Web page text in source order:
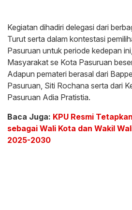
Kegiatan dihadiri delegasi dari
Turut serta dalam kontestasi
Pasuruan untuk periode kedepan
Masyarakat se Kota Pasuruan
Adapun pemateri berasal dari
Pasuruan, Siti Rochana serta dari
Pasuruan Adia Pratistia.
Baca Juga: KPU Resmi
sebagai Wali Kota dan Wakil
2025-2030